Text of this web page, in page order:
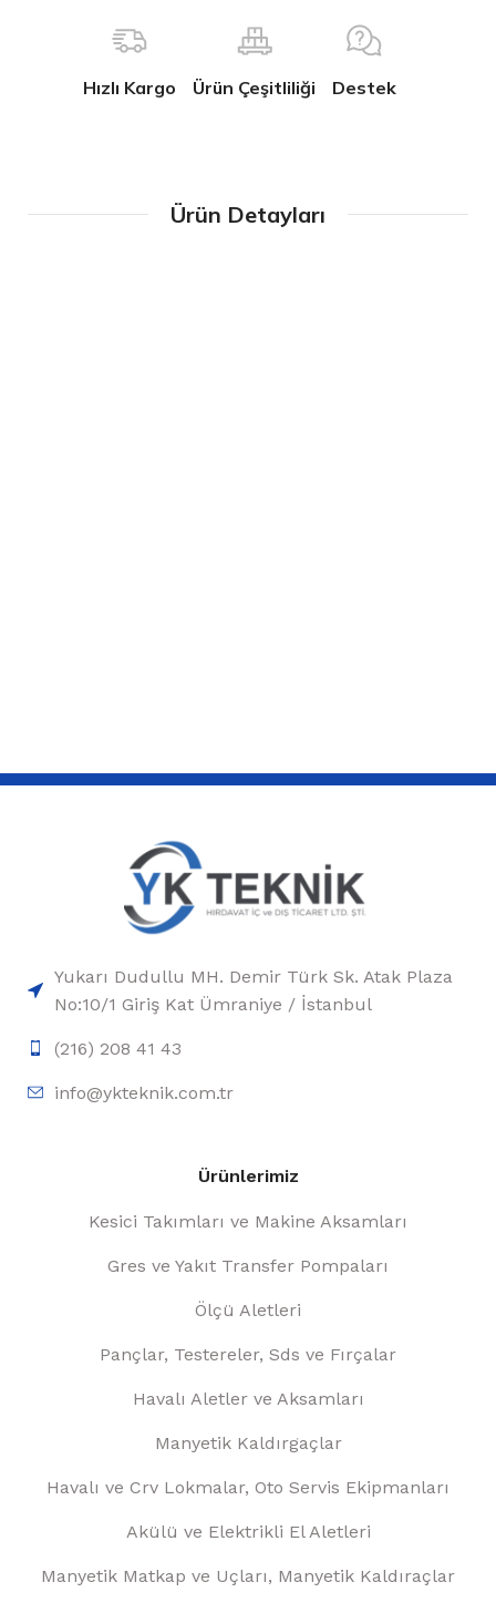
Hızlı Kargo Ürün Çeşitliliği Destek
Ürün Detayları
Yukarı Dudullu MH. Demir Türk Sk. Atak Plaza
No:10/1 Giriş Kat Ümraniye / İstanbul
(216) 208 41 43
info@ykteknik.com.tr
Ürünlerimiz
Kesici Takımları ve Makine Aksamları
Gres ve Yakıt Transfer Pompaları
Ölçü Aletleri
Pançlar, Testereler, Sds ve Fırçalar
Havalı Aletler ve Aksamları
Manyetik Kaldırgaçlar
Havalı ve Crv Lokmalar, Oto Servis Ekipmanları
Akülü ve Elektrikli El Aletleri
Manyetik Matkap ve Uçları, Manyetik Kaldıraçlar